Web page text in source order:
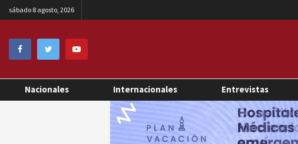
sábado 8 agosto, 2026
Nacionales Internacionales Entrevistas